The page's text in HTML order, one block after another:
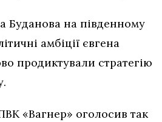
Буданова на південному
амбіції євгена
продиктували стратегію
«Вагнер» оголосив так